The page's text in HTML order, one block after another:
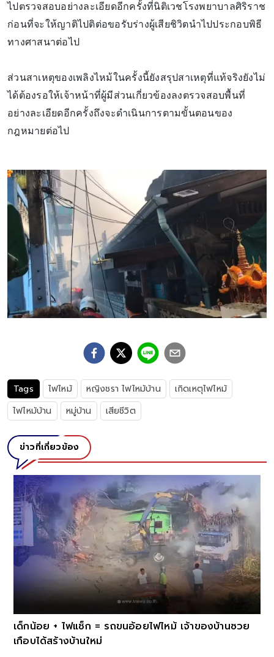
ไปตรวจสอบอย่างละเอียดอีกครั้งที่นิติเวชโรงพยาบาลศิริราช
ก่อนที่จะให้ญาติไปติต่อขอรับร่างผู้เสียชิวิตนำไปประกอบพิธี
ทางศาสนาต่อไป
ส่วนสาเหตุของเพลิงไหม้ในครั้งนี้ยังสรุปสาเหตุที่แท้จริงยังไม่
ได้ต้องรอให้เจ้าหน้าที่ผู้มีส่วนเกี่ยวข้องลงตรวจสอบพื้นที่
อย่างละเอียดอีกครั้งถึงจะดำเนินการตามขั้นตอนของ
กฎหมายต่อไป
Tags ไฟไหม้ หญิงชรา ไฟไหม้บ้าน
เกิดเหตุไฟไหม้
ไฟไหม้บ้าน
หมู่บ้าน เสียชีวิต
ข่าวที่เกี่ยวข้อง
เด็กน้อย + ไฟแช็ก = รถขนอ้อยไฟไหม้ เจ้าของบ้านซวย
เกือบได้สร้างบ้านใหม่